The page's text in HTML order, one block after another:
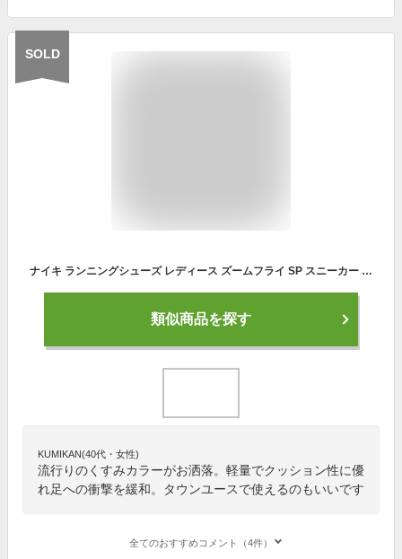
SOLD
ナイキ ランニングシューズ レディース ズームフライ SP スニーカー ピンク べージュ 靴 シューズ ローカット 軽量 運動 お出かけ スポーツ ジョギング ランニング ワークアウト シンプル 人気 NIKE NIKE ZOOM FLY SP AJ8229
類似商品を探す
KUMIKAN(40代・女性)
流行りのくすみカラーがお洒落。軽量でクッション性に優
れ足への衝撃を緩和。タウンユースで使えるのもいいです
全てのおすすめコメント（4件）